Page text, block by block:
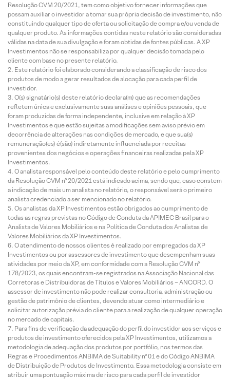
Resolução CVM 20/2021, tem como objetivo fornecer informações que
possam auxiliar o investidor a tomar sua própria decisão de investimento, não
constituindo qualquer tipo de oferta ou solicitação de compra e/ou venda de
qualquer produto. As informações contidas neste relatório são consideradas
válidas na data de sua divulgação e foram obtidas de fontes públicas. A XP
Investimentos não se responsabiliza por qualquer decisão tomada pelo
cliente com base no presente relatório.
Este relatório foi elaborado considerando a classificação de risco dos
produtos de modo a gerar resultados de alocação para cada perfil de
investidor.
O(s) signatário(s) deste relatório declara(m) que as recomendações
refletem única e exclusivamente suas análises e opiniões pessoais, que
foram produzidas de forma independente, inclusive em relação à XP
Investimentos e que estão sujeitas a modificações sem aviso prévio em
decorrência de alterações nas condições de mercado, e que sua(s)
remuneração(es) é(são) indiretamente influenciada por receitas
provenientes dos negócios e operações financeiras realizadas pela XP
Investimentos.
O analista responsável pelo conteúdo deste relatório e pelo cumprimento
da Resolução CVM nº 20/2021 está indicado acima, sendo que, caso constem
a indicação de mais um analista no relatório, o responsável será o primeiro
analista credenciado a ser mencionado no relatório.
Os analistas da XP Investimentos estão obrigados ao cumprimento de
todas as regras previstas no Código de Conduta da APIMEC Brasil para o
Analista de Valores Mobiliários e na Política de Conduta dos Analistas de
Valores Mobiliários da XP Investimentos.
O atendimento de nossos clientes é realizado por empregados da XP
Investimentos ou por assessores de investimento que desempenham suas
atividades por meio da XP, em conformidade com a Resolução CVM nº
178/2023, os quais encontram-se registrados na Associação Nacional das
Corretoras e Distribuidoras de Títulos e Valores Mobiliários – ANCORD. O
assessor de investimento não pode realizar consultoria, administração ou
gestão de patrimônio de clientes, devendo atuar como intermediário e
solicitar autorização prévia do cliente para a realização de qualquer operação
no mercado de capitais.
Para fins de verificação da adequação do perfil do investidor aos serviços e
produtos de investimento oferecidos pela XP Investimentos, utilizamos a
metodologia de adequação dos produtos por portfólio, nos termos das
Regras e Procedimentos ANBIMA de Suitability nº 01 e do Código ANBIMA
de Distribuição de Produtos de Investimento. Essa metodologia consiste em
atribuir uma pontuação máxima de risco para cada perfil de investidor